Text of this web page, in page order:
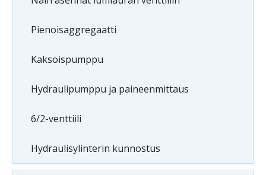
Pienoisaggregaatti
Kaksoispumppu
Hydraulipumppu ja paineenmittaus
6/2-venttiili
Hydraulisylinterin kunnostus